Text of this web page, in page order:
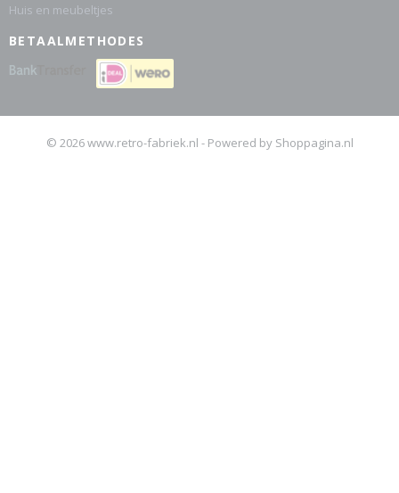
Huis en meubeltjes
BETAALMETHODES
© 2026 www.retro-fabriek.nl - Powered by Shoppagina.nl